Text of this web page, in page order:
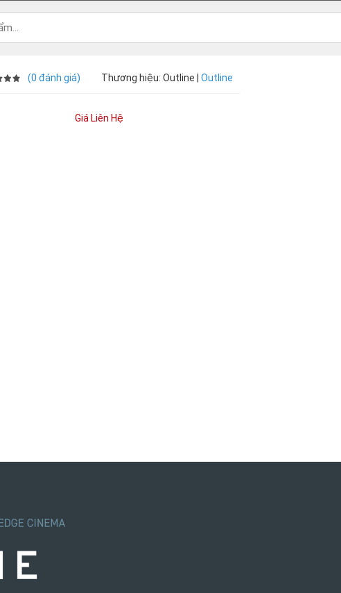
(0 đánh giá) Thương hiệu: Outline | Outline
Giá Liên Hệ